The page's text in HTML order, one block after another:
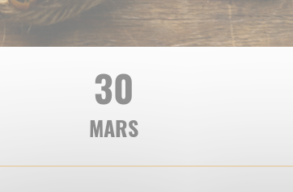
30
MARS